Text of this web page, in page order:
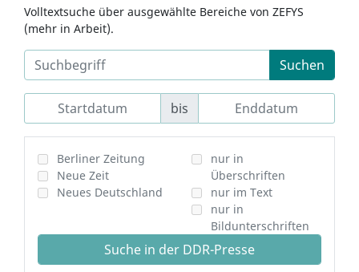
Volltextsuche über ausgewählte Bereiche von ZEFYS
(mehr in Arbeit).
Suchen
bis
Berliner Zeitung
Neue Zeit
Neues Deutschland
nur in
Überschriften
nur im Text
nur in
Bildunterschriften
Suche in der DDR-Presse